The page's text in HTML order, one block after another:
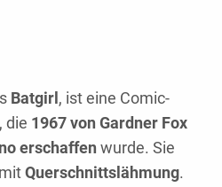
Batgirl , ist eine Comic-
die 1967 von Gardner Fox
erschaffen wurde. Sie
Querschnittslähmung.